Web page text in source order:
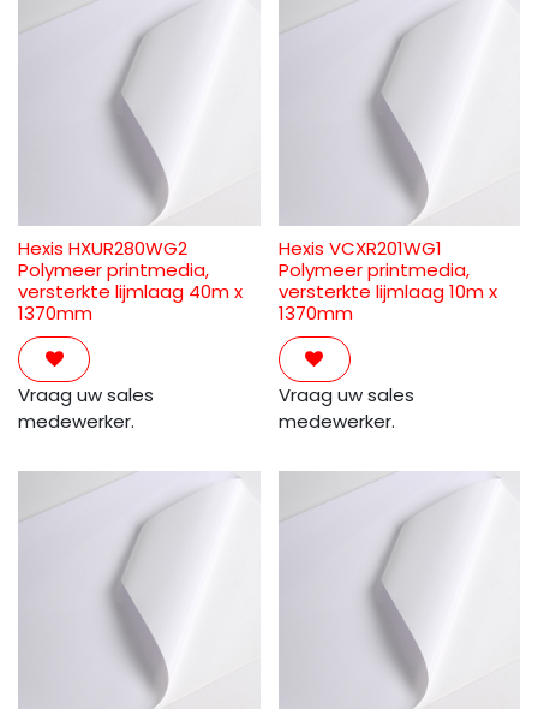
Hexis HXUR280WG2
Polymeer printmedia,
versterkte lijmlaag 40m x
1370mm
Vraag uw sales
medewerker.
Hexis VCXR201WG1
Polymeer printmedia,
versterkte lijmlaag 10m x
1370mm
Vraag uw sales
medewerker.